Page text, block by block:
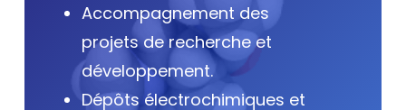
Accompagnement des
projets de recherche et
développement.
Dépôts électrochimiques et